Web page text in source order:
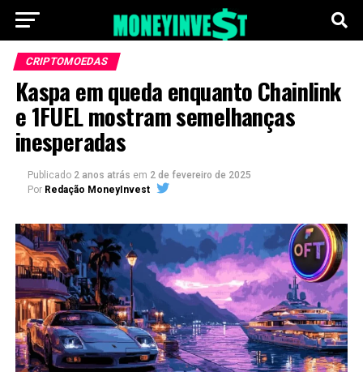
CRIPTOMOEDAS
Kaspa em queda enquanto Chainlink
e 1FUEL mostram semelhanças
inesperadas
Publicado 2 anos atrás em 2 de fevereiro de 2025
Por Redação MoneyInvest